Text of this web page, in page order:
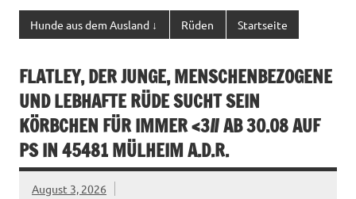
Hunde aus dem Ausland ↓ Rüden Startseite
FLATLEY, DER JUNGE, MENSCHENBEZOGENE
UND LEBHAFTE RÜDE SUCHT SEIN
KÖRBCHEN FÜR IMMER <3// AB 30.08 AUF
PS IN 45481 MÜLHEIM A.D.R.
August 3, 2026